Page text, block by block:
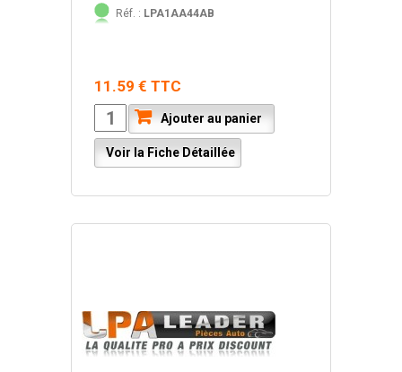
Réf. : LPA1AA44AB
11.59 € TTC
Ajouter au panier
Voir la Fiche Détaillée